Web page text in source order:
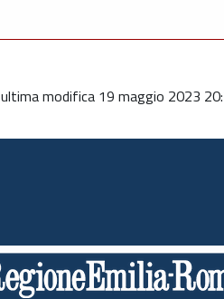
ultima modifica 19 maggio 2023